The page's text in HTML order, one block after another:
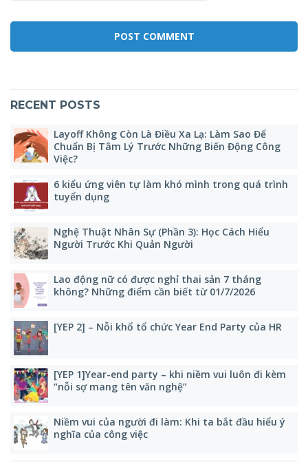
RECENT POSTS
Layoff Không Còn Là Điều Xa Lạ: Làm Sao Để
Chuẩn Bị Tâm Lý Trước Những Biến Động Công
Việc?
6 kiểu ứng viên tự làm khó mình trong quá trình
tuyển dụng
Nghệ Thuật Nhân Sự (Phần 3): Học Cách Hiểu
Người Trước Khi Quản Người
Lao động nữ có được nghỉ thai sản 7 tháng
không? Những điểm cần biết từ 01/7/2026
[YEP 2] – Nỗi khổ tổ chức Year End Party của HR
[YEP 1]Year-end party – khi niềm vui luôn đi kèm
“nỗi sợ mang tên văn nghệ”
Niềm vui của người đi làm: Khi ta bắt đầu hiểu ý
nghĩa của công việc